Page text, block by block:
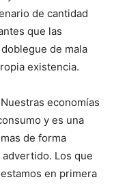
de cantidad
que las
de mala
existencia.
economías
y es una
de forma
Los que
en primera